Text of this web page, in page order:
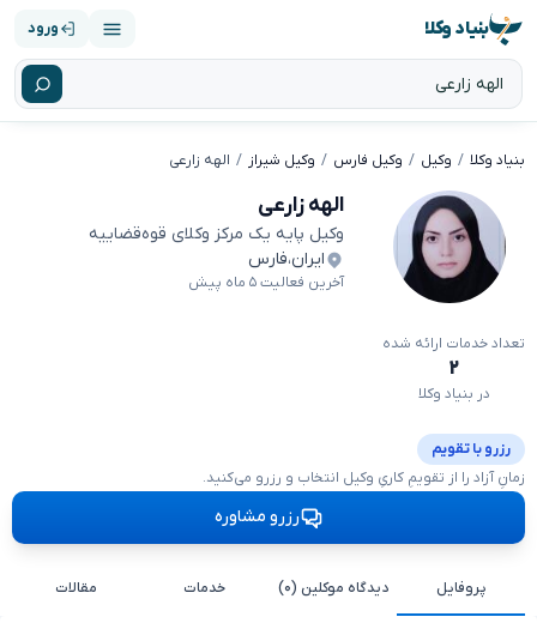
بنیاد وکلا ورود
بنیاد وکلا وکیل وکیل فارس وکیل شیراز الهه زارعی
الهه زارعی
وکیل پایه یک مرکز وکلای قوه‌قضاییه
ایران،فارس
آخرین فعالیت ۵ ماه پیش
تعداد خدمات ارائه شده
۲
در بنیاد وکلا
رزرو با تقویم
زمانِ آزاد را از تقویمِ کاریِ وکیل انتخاب و رزرو می‌کنید.
رزرو مشاوره
پروفایل دیدگاه موکلین (۰) خدمات مقالات